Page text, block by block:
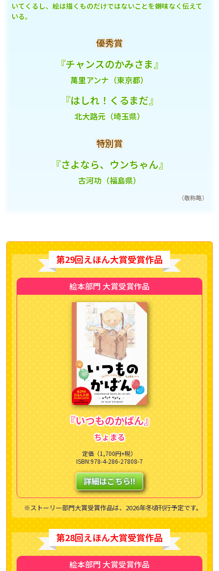
いてくるし、絵は描くものだけではないことを嫌味なく伝えて
いる。
優秀賞
『チャンスのかみさま』
萬里アンナ（東京都）
『はしれ！くるまだ』
北大路元（埼玉県）
特別賞
『さよなら、ウンちゃん』
古河功（福島県）
（敬称略）
第29回えほん大賞受賞作品
絵本部門 大賞受賞作品
『いつものかばん』
ちょまる
定価（1,700円+税）
ISBN:978-4-286-27808-7
詳細はこちら!!
※ストーリー部門大賞受賞作品は、2026年冬頃刊行予定です。
第28回えほん大賞受賞作品
絵本部門 大賞受賞作品